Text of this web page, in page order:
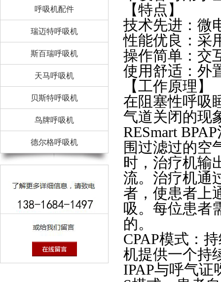
呼吸机配件
瑞迈特呼吸机
斯百瑞呼吸机
天马呼吸机
贝斯特呼吸机
鸟牌呼吸机
德尔格呼吸机
【特点】
技术先进：微
性能优良：采
操作简单：交
使用舒适：外
【工作原理】
在阻塞性呼吸
气道关闭的现
RESmart
围过滤过的空
时，治疗机输
流。治疗机通
者，使患者上
吸。每位患者
的。
CPAP模式：
机提供一个持
IPAP与呼气证